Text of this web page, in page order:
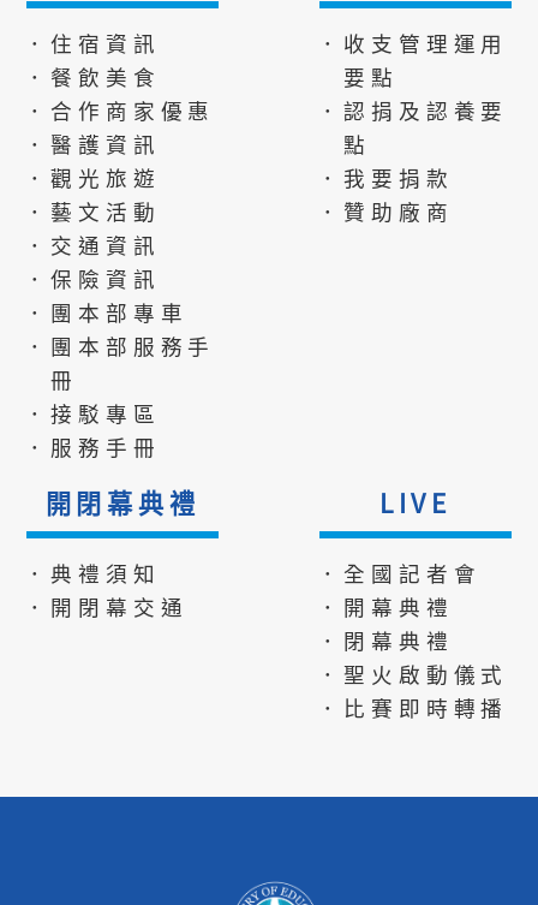
．住宿資訊
．餐飲美食
．合作商家優惠
．醫護資訊
．觀光旅遊
．藝文活動
．交通資訊
．保險資訊
．團本部專車
．團本部服務手
冊
．接駁專區
．服務手冊
．收支管理運用
要點
．認捐及認養要
點
．我要捐款
．贊助廠商
開閉幕典禮
．典禮須知
．開閉幕交通
LIVE
．全國記者會
．開幕典禮
．閉幕典禮
．聖火啟動儀式
．比賽即時轉播